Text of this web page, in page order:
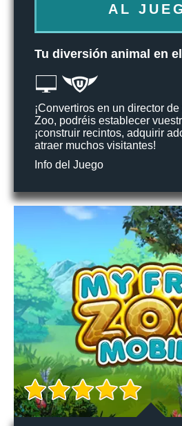
AL
Tu diversión animal en
¡Convertiros en un director
Zoo, podréis establecer
¡construir recintos, adquirir
atraer muchos visitantes!
Info del Juego